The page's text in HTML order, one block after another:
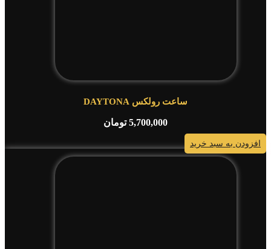
ساعت رولکس DAYTONA
5,700,000 تومان
افزودن به سبد خرید